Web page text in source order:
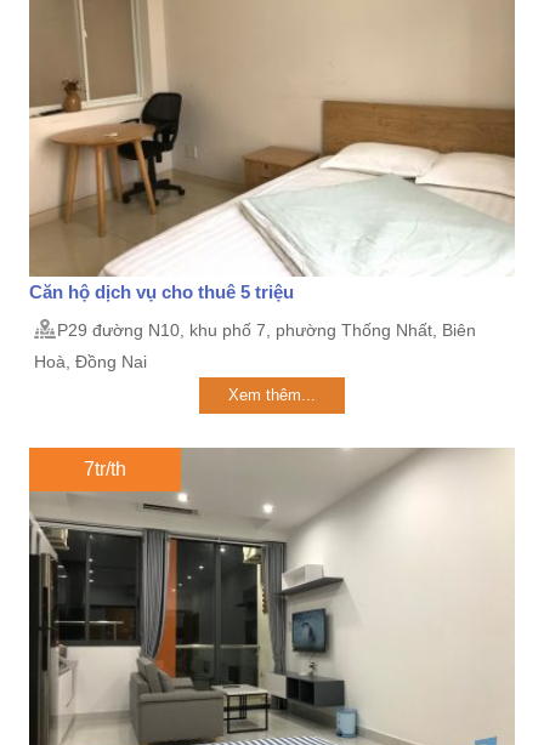
Căn hộ dịch vụ cho thuê 5 triệu
P29 đường N10, khu phố 7, phường Thống Nhất, Biên
Hoà, Đồng Nai
Xem thêm...
7tr/th